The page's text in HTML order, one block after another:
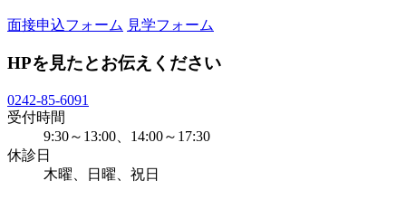
面接申込フォーム 見学フォーム
HPを見たとお伝えください
0242-85-6091
受付時間
9:30～13:00、14:00～17:30
休診日
木曜、日曜、祝日